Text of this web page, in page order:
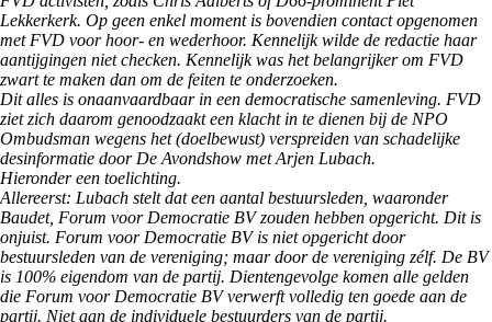
Lekkerkerk. Op geen enkel moment is bovendien contact opgenomen
met FVD voor hoor- en wederhoor. Kennelijk wilde de redactie haar
aantijgingen niet checken. Kennelijk was het belangrijker om FVD
zwart te maken dan om de feiten te onderzoeken.
Dit alles is onaanvaardbaar in een democratische samenleving. FVD
ziet zich daarom genoodzaakt een klacht in te dienen bij de NPO
Ombudsman wegens het (doelbewust) verspreiden van schadelijke
desinformatie door De Avondshow met Arjen Lubach.
Hieronder een toelichting.
Allereerst: Lubach stelt dat een aantal bestuursleden, waaronder
Baudet, Forum voor Democratie BV zouden hebben opgericht. Dit is
onjuist. Forum voor Democratie BV is niet opgericht door
bestuursleden van de vereniging; maar door de vereniging zélf. De BV
is 100% eigendom van de partij. Dientengevolge komen alle gelden
die Forum voor Democratie BV verwerft volledig ten goede aan de
partij. Niet aan de individuele bestuurders van de partij.